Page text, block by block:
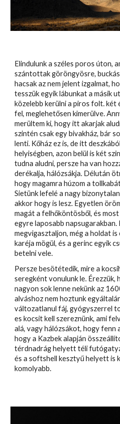
Elindulunk a széles poros úton,
szántottak göröngyösre,
hacsak az nem jelent izgalmat,
tesszük egyik lábunkat a másik
közelebb kerülni a piros folt. két
fel, meglehetősen kimerülve.
merültem ki, hogy itt akarjak
szintén csak egy bivakház, bár
lenti. Kőház ez is, de itt
helyiségben, azon belül is két
tudna aludni, persze ha van
derékalja, hálózsákja. Délután
hogy magamra húzom a
Sietünk lefelé a nagy
akkor hogy is lesz. Egyetlen
magát a felhőköntösből, és
egyre laposabb napsugarakban.
megvigasztaljon, még a holdat is
karéja mögül, és a gerinc egyik
betelni vele.
Persze besötétedik, mire a
seregként vonulunk le. Érezzük,
nagyon sok lenne nekünk az
alváshoz nem hoztunk
változatlanul fáj, gyógyszerrel
es kocsit kell szereznünk, ami
alá, vagy hálózsákot, hogy fenn
hogy a Kazbek alapján
térdnadrág helyett téli
és a softshell kesztyű helyett is
komolyabb.